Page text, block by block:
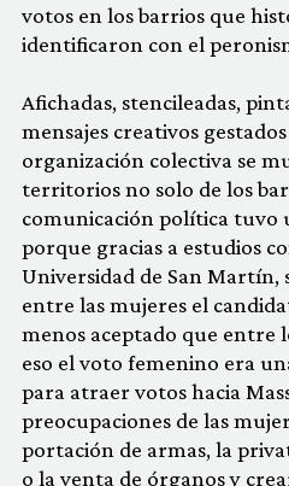
votos en los barrios que
identificaron con el
Afichadas, stencileadas,
mensajes creativos
organización colectiva se
territorios no solo de los
comunicación política
porque gracias a estudios
Universidad de San Martín,
entre las mujeres el
menos aceptado que entre
eso el voto femenino era
para atraer votos hacia
preocupaciones de las
portación de armas, la
o la venta de órganos y